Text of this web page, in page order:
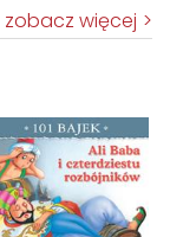
zobacz więcej